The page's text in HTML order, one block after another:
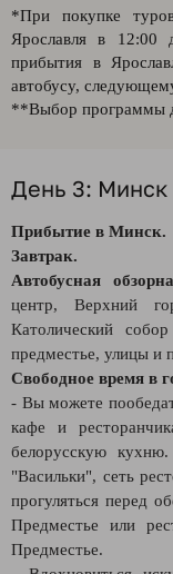
*При покупке
Ярославля в 12:00
прибытия в
автобусу,
**Выбор программы
День 3: Минск
Прибытие в Минск.
Завтрак.
Автобусная
центр, Верхний
Католический
предместье, улицы и
Свободное время в
- Вы можете
кафе и
белорусскую
"Васильки", сеть
прогуляться перед
Предместье или
Предместье.